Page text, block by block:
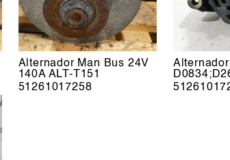
Alternador Man Bus 24V
140A ALT-T151
51261017258
Alternador